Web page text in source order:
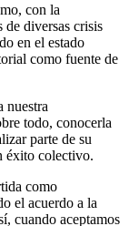
con la
de diversas crisis
en el estado
como fuente de
nuestra
todo, conocerla
parte de su
éxito colectivo.
como
el acuerdo a la
cuando aceptamos